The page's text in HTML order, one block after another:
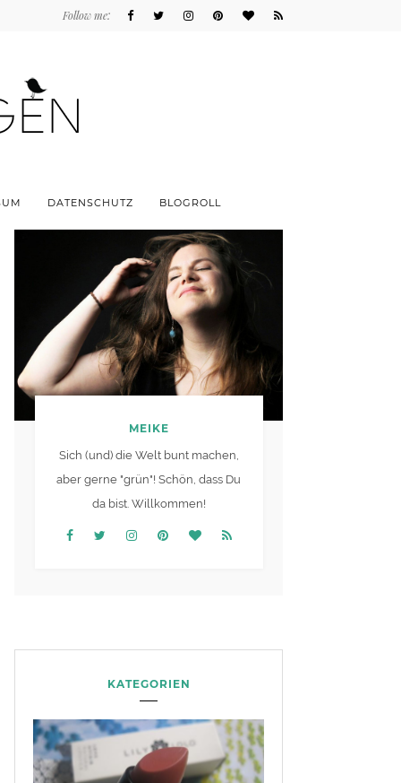
Follow me:
DATENSCHUTZ BLOGROLL
MEIKE
Sich (und) die Welt bunt machen,
aber gerne "grün"! Schön, dass Du
da bist. Willkommen!
KATEGORIEN